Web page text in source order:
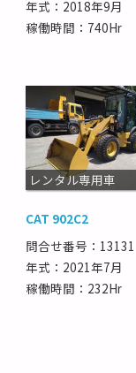
年式：2018年9月
稼働時間：740Hr
レンタル専用車
CAT 902C2
問合せ番号：13131
年式：2021年7月
稼働時間：232Hr